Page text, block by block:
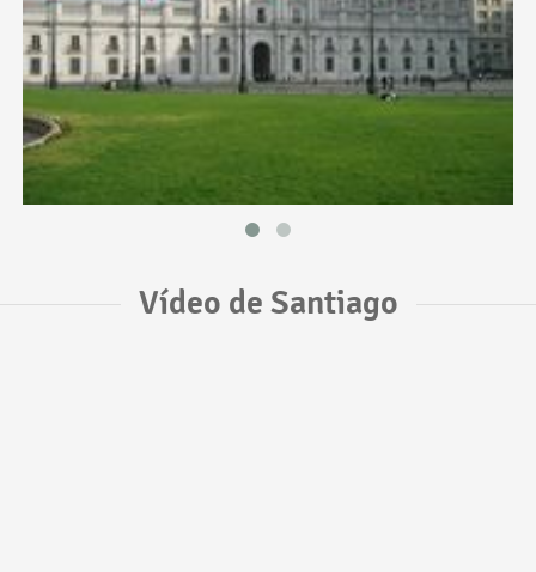
Vídeo de Santiago